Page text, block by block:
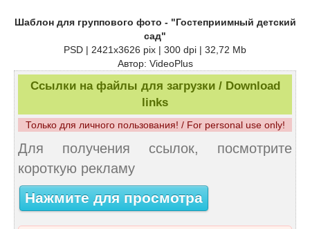
Шаблон для группового фото - "Гостеприимный детский
сад"
PSD | 2421x3626 pix | 300 dpi | 32,72 Mb
Автор: VideoPlus
Ссылки на файлы для загрузки / Download
links
Только для личного пользования! / For personal use only!
Для получения ссылок, посмотрите
короткую рекламу
Нажмите для просмотра